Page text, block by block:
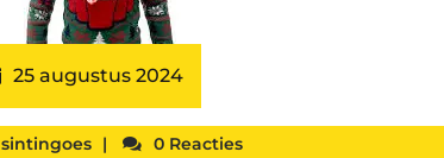
25 augustus 2024
sintingoes | 0 Reacties